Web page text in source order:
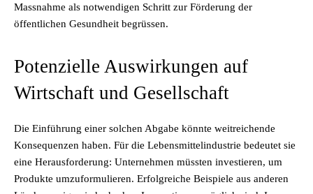
Massnahme als notwendigen Schritt zur Förderung der
öffentlichen Gesundheit begrüssen.
Potenzielle Auswirkungen auf
Wirtschaft und Gesellschaft
Die Einführung einer solchen Abgabe könnte weitreichende
Konsequenzen haben. Für die Lebensmittelindustrie bedeutet sie
eine Herausforderung: Unternehmen müssten investieren, um
Produkte umzuformulieren. Erfolgreiche Beispiele aus anderen